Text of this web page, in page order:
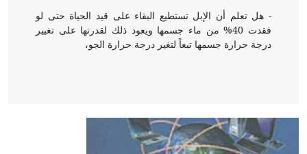
- هل تعلم أن الإبل تستطيع البقاء على قيد الحياة حتى لو
فقدت 40% من ماء جسمها ويعود ذلك لقدرتها على تغيير
درجة حرارة جسمها تبعاً لتغير درجة حرارة الجو،
- هل تعلم أن أبقراط كتب في الطب أربعة مؤلفات هي:
الحكم، الأدلة، تنظيم التغذية، ورسالته في جروح الرأس.
ويعود له الفضل بأنه حرر الطب من الدين والفلسفة.